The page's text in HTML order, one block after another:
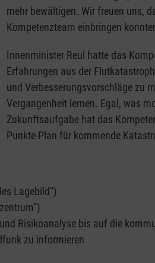
mehr bewältigen. Wir freuen uns,
Kompetenzteam einbringen
Innenminister Reul hatte das
Erfahrungen aus der
und Verbesserungsvorschläge zu
Vergangenheit lernen. Egal, was
Zukunftsaufgabe hat das
Punkte-Plan für kommende
Lagebild“)
Risikoanalyse bis auf die
zu informieren